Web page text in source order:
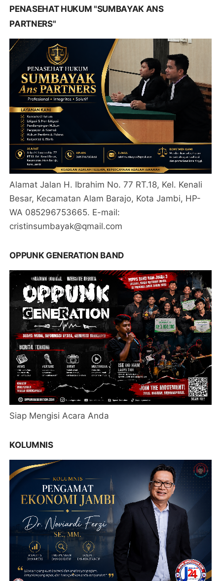
PENASEHAT HUKUM "SUMBAYAK ANS
PARTNERS"
Alamat Jalan H. Ibrahim No. 77 RT.18, Kel. Kenali
Besar, Kecamatan Alam Barajo, Kota Jambi, HP-
WA 085296753665. E-mail:
cristinsumbayak@qmail.com
OPPUNK GENERATION BAND
Siap Mengisi Acara Anda
KOLUMNIS